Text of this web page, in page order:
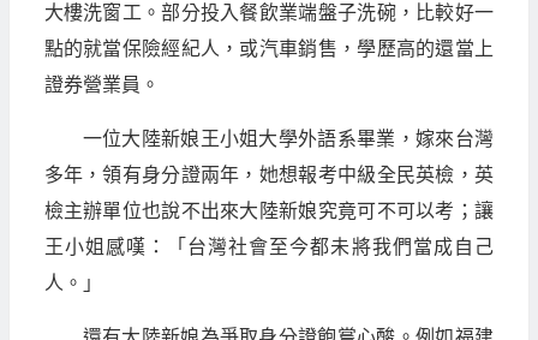
大樓洗窗工。部分投入餐飲業端盤子洗碗，比較好一
點的就當保險經紀人，或汽車銷售，學歷高的還當上
證券營業員。
一位大陸新娘王小姐大學外語系畢業，嫁來台灣
多年，領有身分證兩年，她想報考中級全民英檢，英
檢主辦單位也說不出來大陸新娘究竟可不可以考；讓
王小姐感嘆：「台灣社會至今都未將我們當成自己
人。」